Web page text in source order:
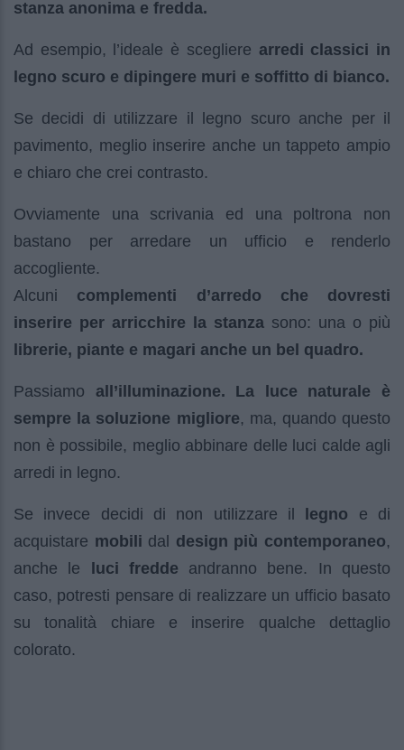
stanza anonima e fredda.
Ad esempio, l’ideale è scegliere arredi classici in
legno scuro e dipingere muri e soffitto di bianco.
Se decidi di utilizzare il legno scuro anche per il
pavimento, meglio inserire anche un tappeto ampio
e chiaro che crei contrasto.
Ovviamente una scrivania ed una poltrona non
bastano per arredare un ufficio e renderlo
accogliente.
Alcuni complementi d’arredo che dovresti
inserire per arricchire la stanza sono: una o più
librerie, piante e magari anche un bel quadro.
Passiamo all’illuminazione. La luce naturale è
sempre la soluzione migliore, ma, quando questo
non è possibile, meglio abbinare delle luci calde agli
arredi in legno.
Se invece decidi di non utilizzare il legno e di
acquistare mobili dal design più contemporaneo,
anche le
luci fredde andranno bene. In questo
caso, potresti pensare di realizzare un ufficio basato
su tonalità chiare e inserire qualche dettaglio
colorato.